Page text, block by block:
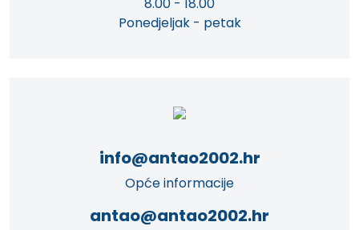
Ponedjeljak - petak
info@antao2002.hr
Opće informacije
antao@antao2002.hr